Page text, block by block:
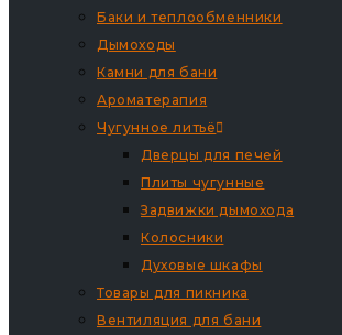
Баки и теплообменники
Дымоходы
Камни для бани
Ароматерапия
Чугунное литьё
Дверцы для печей
Плиты чугунные
Задвижки дымохода
Колосники
Духовые шкафы
Товары для пикника
Вентиляция для бани